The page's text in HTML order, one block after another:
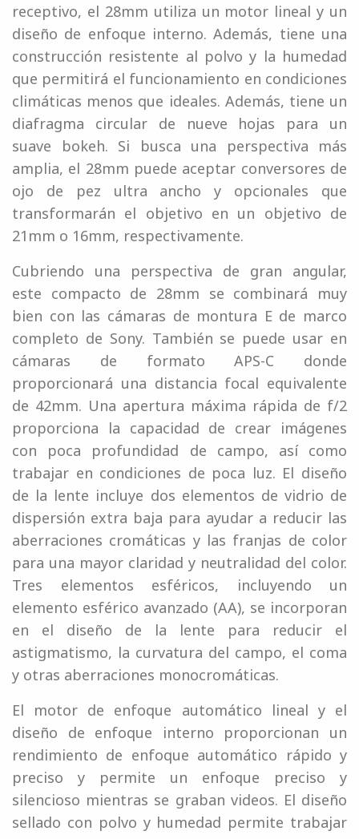
receptivo, el 28mm utiliza un motor lineal y un
diseño de enfoque interno. Además, tiene una
construcción resistente al polvo y la humedad
que permitirá el funcionamiento en condiciones
climáticas menos que ideales. Además, tiene un
diafragma circular de nueve hojas para un
suave bokeh. Si busca una perspectiva más
amplia, el 28mm puede aceptar conversores de
ojo de pez ultra ancho y opcionales que
transformarán el objetivo en un objetivo de
21mm o 16mm, respectivamente.
Cubriendo una perspectiva de gran angular,
este compacto de 28mm se combinará muy
bien con las cámaras de montura E de marco
completo de Sony. También se puede usar en
cámaras de formato APS-C donde
proporcionará una distancia focal equivalente
de 42mm. Una apertura máxima rápida de f/2
proporciona la capacidad de crear imágenes
con poca profundidad de campo, así como
trabajar en condiciones de poca luz. El diseño
de la lente incluye dos elementos de vidrio de
dispersión extra baja para ayudar a reducir las
aberraciones cromáticas y las franjas de color
para una mayor claridad y neutralidad del color.
Tres elementos esféricos, incluyendo un
elemento esférico avanzado (AA), se incorporan
en el diseño de la lente para reducir el
astigmatismo, la curvatura del campo, el coma
y otras aberraciones monocromáticas.
El motor de enfoque automático lineal y el
diseño de enfoque interno proporcionan un
rendimiento de enfoque automático rápido y
preciso y permite un enfoque preciso y
silencioso mientras se graban videos. El diseño
sellado con polvo y humedad permite trabajar